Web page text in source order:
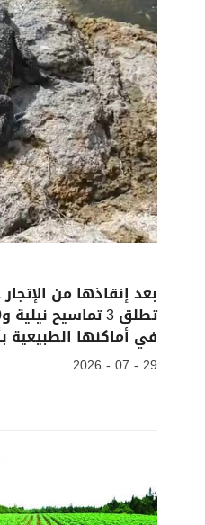
بعد إنقاذها من
في أماكنها الطبيعية
29 - 07 - 2026